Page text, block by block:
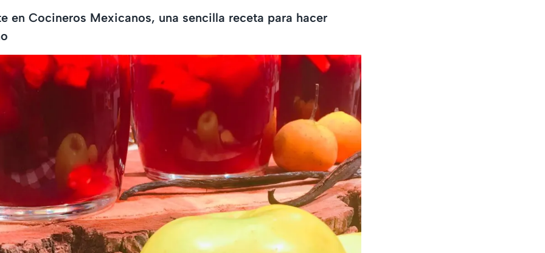
en Cocineros Mexicanos, una sencilla receta para hacer